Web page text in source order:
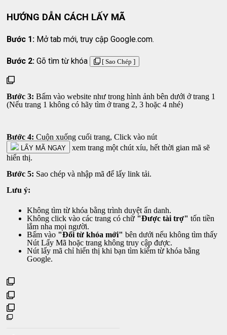
HƯỚNG DẪN CÁCH LẤY MÃ
Bước 1: Mở tab mới, truy cập Google.com.
Bước 2: Gõ tìm từ khóa [ Sao Chép ]
Bước 3: Bấm vào website như trong hình ảnh bên dưới ở trang 1
(Nếu trang 1 không có hãy tìm ở trang 2, 3 hoặc 4 nhé)
Bước 4: Cuộn xuống cuối trang, Click vào nút
LẤY MÃ NGAY
xem trang một chút xíu, hết thời gian mã sẽ
hiển thị.
Bước 5: Sao chép và nhập mã để lấy link tải.
Lưu ý:
Không tìm từ khóa bằng trình duyệt ẩn danh.
Không click vào các trang có chữ "Được tài trợ" tốn tiền
lắm nha mọi người.
Bấm vào "Đổi từ khóa mới" bên dưới nếu không tìm thấy
Nút Lấy Mã hoặc trang không truy cập được.
Nút lấy mã chỉ hiển thị khi bạn tìm kiếm từ khóa bằng
Google.